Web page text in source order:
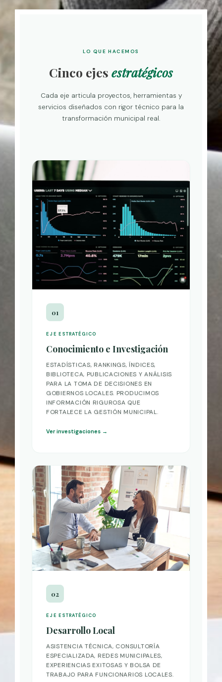
LO QUE HACEMOS
Cinco ejes estratégicos
Cada eje articula proyectos, herramientas y
servicios diseñados con rigor técnico para la
transformación municipal real.
01
EJE ESTRATÉGICO
Conocimiento e Investigación
ESTADÍSTICAS, RANKINGS, ÍNDICES,
BIBLIOTECA, PUBLICACIONES Y ANÁLISIS
PARA LA TOMA DE DECISIONES EN
GOBIERNOS LOCALES. PRODUCIMOS
INFORMACIÓN RIGUROSA QUE
FORTALECE LA GESTIÓN MUNICIPAL.
Ver investigaciones →
02
EJE ESTRATÉGICO
Desarrollo Local
ASISTENCIA TÉCNICA, CONSULTORÍA
ESPECIALIZADA, REDES MUNICIPALES,
EXPERIENCIAS EXITOSAS Y BOLSA DE
TRABAJO PARA FUNCIONARIOS LOCALES.